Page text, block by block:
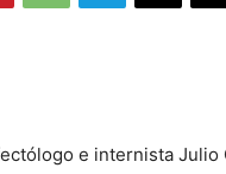
e internista Julio